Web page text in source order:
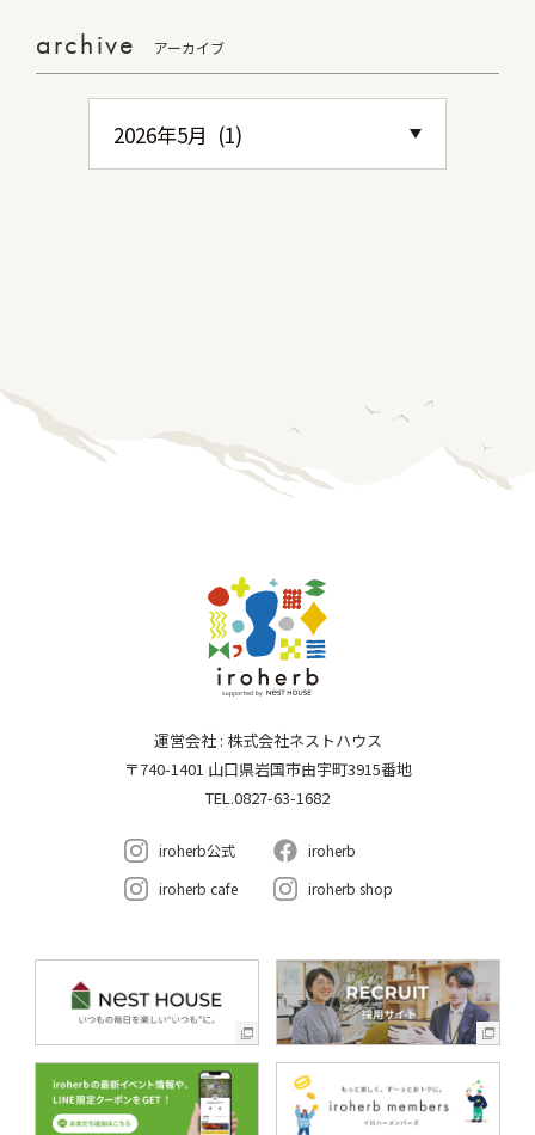
archive アーカイブ
運営会社 : 株式会社ネストハウス
〒740-1401 山口県岩国市由宇町3915番地
TEL.0827-63-1682
iroherb公式
iroherb
iroherb cafe
iroherb shop